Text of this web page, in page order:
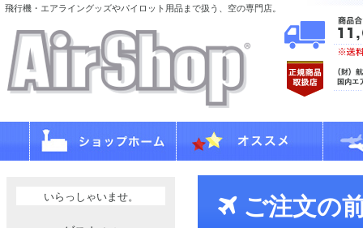
飛行機・エアライングッズやパイロット用品まで扱う、空の専門店。
いらっしゃいませ。 ご注文の